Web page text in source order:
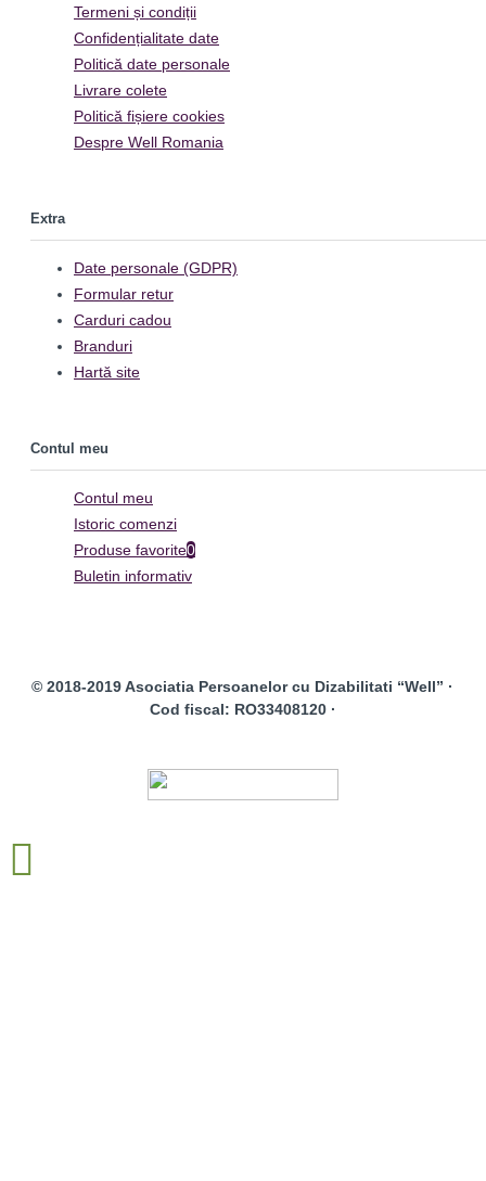
Termeni și condiții
Confidențialitate date
Politică date personale
Livrare colete
Politică fișiere cookies
Despre Well Romania
Extra
Date personale (GDPR)
Formular retur
Carduri cadou
Branduri
Hartă site
Contul meu
Contul meu
Istoric comenzi
Produse favorite0
Buletin informativ
© 2018-2019 Asociatia Persoanelor cu Dizabilitati “Well” ·
Cod fiscal: RO33408120 ·